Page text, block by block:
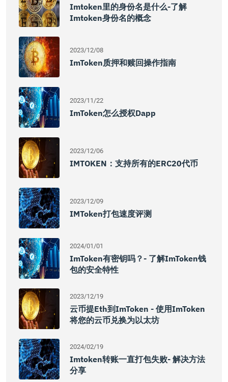
Imtoken里的身份名是什么-了解
Imtoken身份名的概念
2023/12/08
ImToken质押和赎回操作指南
2023/11/22
ImToken怎么授权dapp
2023/12/06
IMTOKEN：支持所有的ERC20代币
2023/12/09
IMToken打包速度评测
2024/01/01
ImToken有密钥吗？- 了解imToken钱
包的安全特性
2023/12/19
云币提eth到imToken - 使用imToken
将您的云币兑换为以太坊
2024/02/19
Imtoken转账一直打包失败- 解决方法
分享